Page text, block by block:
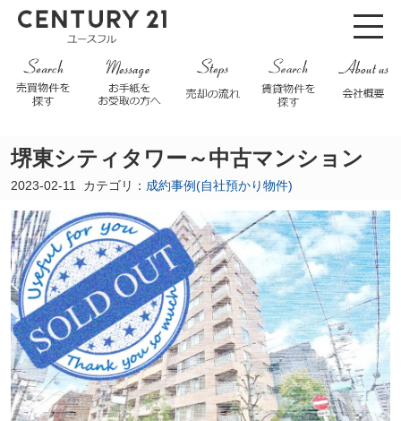
堺東シティタワー～中古マンション
2023-02-11 カテゴリ： 成約事例(自社預かり物件)